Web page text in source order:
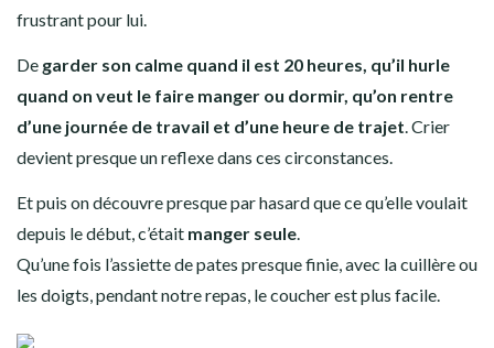
frustrant pour lui.
De garder son calme quand il est 20 heures, qu’il hurle
quand on veut le faire manger ou dormir, qu’on rentre
d’une journée de travail et d’une heure de trajet. Crier
devient presque un reflexe dans ces circonstances.
Et puis on découvre presque par hasard que ce qu’elle voulait
depuis le début, c’était manger seule.
Qu’une fois l’assiette de pates presque finie, avec la cuillère ou
les doigts, pendant notre repas, le coucher est plus facile.